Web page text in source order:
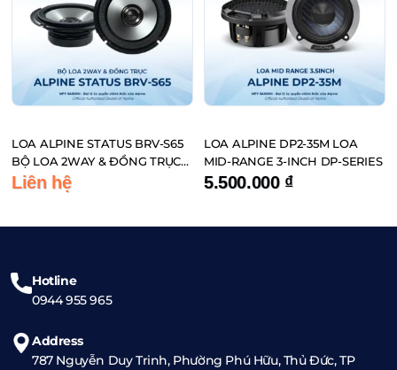
LOA ALPINE STATUS BRV-S65
BỘ LOA 2WAY & ĐỒNG TRỤC
ĐẾN TỪ NHẬT BẢN
Liên hệ
LOA ALPINE DP2-35M LOA
MID-RANGE 3-INCH DP-SERIES
5.500.000 ₫
Hotline
0944 955 965
Address
787 Nguyễn Duy Trinh, Phường Phú Hữu, Thủ Đức, TP